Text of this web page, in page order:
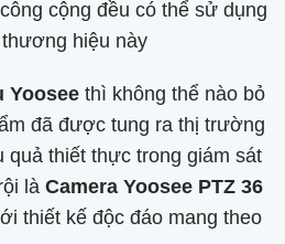
cộng đều có thể sử dụng
hiệu này
Yoosee thì không thể nào bỏ
đã được tung ra thị trường
quả thiết thực trong giám sát
là Camera Yoosee PTZ 36
thiết kế độc đáo mang theo